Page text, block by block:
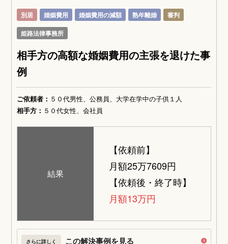
別居 婚姻費用 婚姻費用の減額 熟年離婚
審判
姫路法律事務所
相手方の高額な婚姻費用の主張を退けた事
例
ご依頼者： ５０代男性、公務員、大学在学中の子供１人
相手方： ５０代女性、会社員
結果
【依頼前】
月額25万7609円
【依頼後・終了時】
月額13万円
さらに詳しく この解決事例を見る